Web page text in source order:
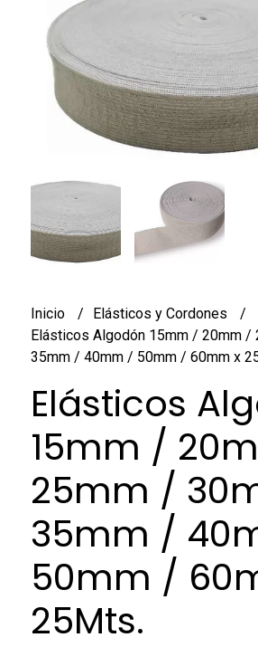
Inicio
Elásticos y Cordones
Elásticos Algodón 15mm / 20mm /
35mm / 40mm / 50mm / 60mm x
Elásticos
15mm /
25mm /
35mm /
50mm /
25Mts.